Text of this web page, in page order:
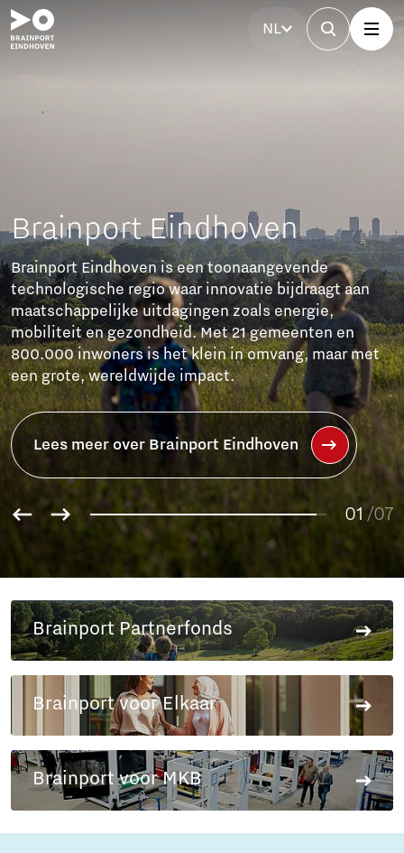
NL
Brainport Partnerfonds
Het Brainport Partnerfonds versterkt de regio met
investeringen van bedrijven. Samen werken ze aan
bereikbaarheid, betaalbare woningen, technisch
talent, een sterke arbeidsmarkt en sociale cohesie.
Dit zorgt voor duurzame groei en een goede balans
tussen welvaart en welzijn.
01
02
03
04
06
07
/07
Brainport Partnerfonds
Brainport voor Elkaar
Brainport voor MKB